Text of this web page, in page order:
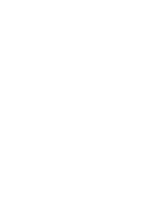
くいくのかどうどう
情はかなり危ぶまれ
だけでも大変なのに
て出てって大丈夫か
ているんですねー
その中国だけじゃ
アウクライナ問題で
取り沙汰されました
領土になったのか
大がかつてのね授業
第二次世界対戦が